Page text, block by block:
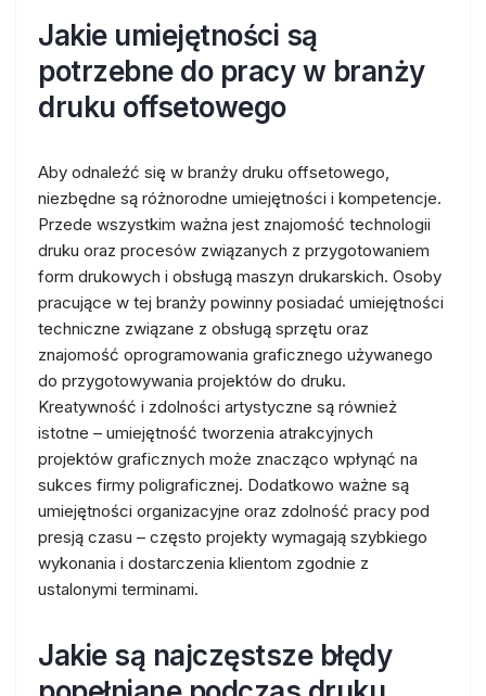
Jakie umiejętności są
potrzebne do pracy w branży
druku offsetowego
Aby odnaleźć się w branży druku offsetowego,
niezbędne są różnorodne umiejętności i kompetencje.
Przede wszystkim ważna jest znajomość technologii
druku oraz procesów związanych z przygotowaniem
form drukowych i obsługą maszyn drukarskich. Osoby
pracujące w tej branży powinny posiadać umiejętności
techniczne związane z obsługą sprzętu oraz
znajomość oprogramowania graficznego używanego
do przygotowywania projektów do druku.
Kreatywność i zdolności artystyczne są również
istotne – umiejętność tworzenia atrakcyjnych
projektów graficznych może znacząco wpłynąć na
sukces firmy poligraficznej. Dodatkowo ważne są
umiejętności organizacyjne oraz zdolność pracy pod
presją czasu – często projekty wymagają szybkiego
wykonania i dostarczenia klientom zgodnie z
ustalonymi terminami.
Jakie są najczęstsze błędy